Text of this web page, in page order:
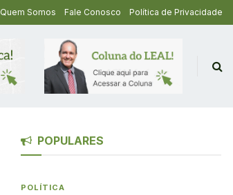
Quem Somos Fale Conosco Política de Privacidade
POPULARES
POLÍTICA